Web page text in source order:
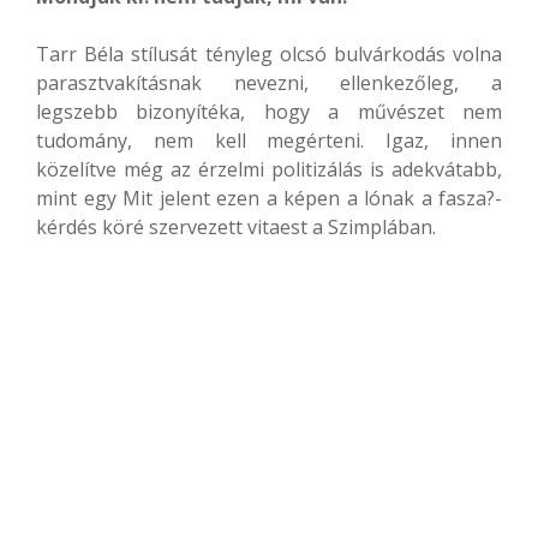
Tarr Béla stílusát tényleg olcsó bulvárkodás volna
parasztvakításnak nevezni, ellenkezőleg, a
legszebb bizonyítéka, hogy a művészet nem
tudomány, nem kell megérteni. Igaz, innen
közelítve még az érzelmi politizálás is adekvátabb,
mint egy Mit jelent ezen a képen a lónak a fasza?-
kérdés köré szervezett vitaest a Szimplában.